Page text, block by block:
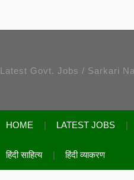
Latest Govt. Jobs / Sarkari
HOME LATEST JOBS
हिंदी साहित्य हिंदी व्याकरण